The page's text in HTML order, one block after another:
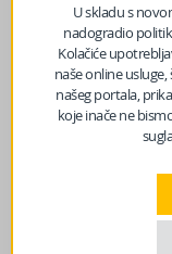
prethodni članak
U skladu s
nadogradio
Kolačiće
naše online
našeg portala,
koje inače ne